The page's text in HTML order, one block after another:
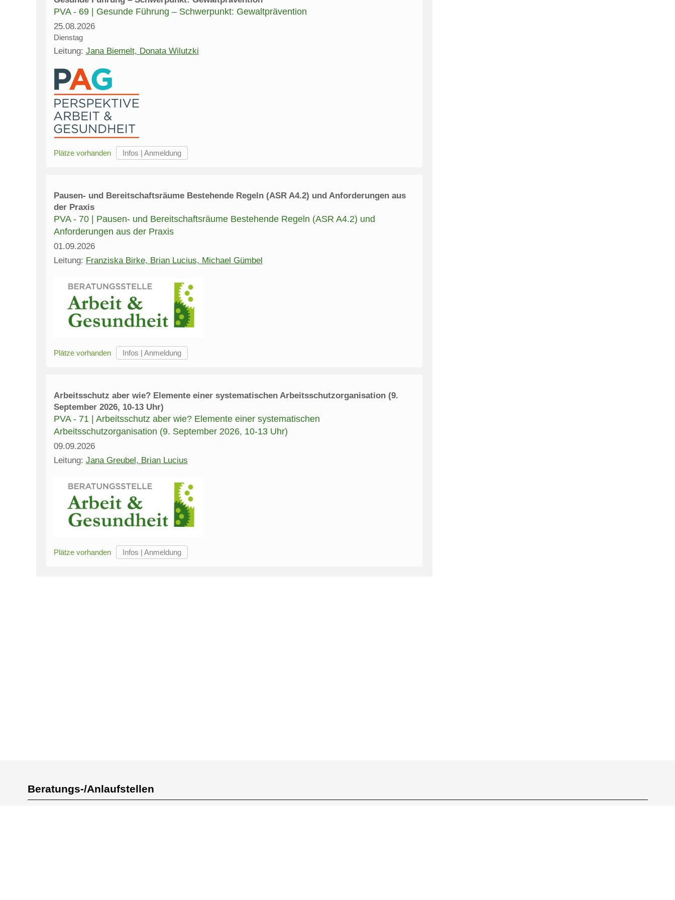
PVA - 69 | Gesunde Führung – Schwerpunkt: Gewaltprävention
25.08.2026
Dienstag
Leitung: Jana Biemelt, Donata Wilutzki
Plätze vorhanden
Pausen- und Bereitschaftsräume Bestehende Regeln (ASR A4.2) und Anforderungen aus
der Praxis
PVA - 70 | Pausen- und Bereitschaftsräume Bestehende Regeln (ASR A4.2) und
Anforderungen aus der Praxis
01.09.2026
Leitung: Franziska Birke, Brian Lucius, Michael Gümbel
Plätze vorhanden
Arbeitsschutz aber wie? Elemente einer systematischen Arbeitsschutzorganisation (9.
September 2026, 10-13 Uhr)
PVA - 71 | Arbeitsschutz aber wie? Elemente einer systematischen
Arbeitsschutzorganisation (9. September 2026, 10-13 Uhr)
09.09.2026
Leitung: Jana Greubel, Brian Lucius
Plätze vorhanden
Beratungs-/Anlaufstellen